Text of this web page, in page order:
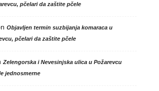
pčelari da zaštite pčele
Objavljen termin suzbijanja komaraca u
pčelari da zaštite pčele
Zelengorska i Nevesinjska ulica u Požarevcu
jednosmerne